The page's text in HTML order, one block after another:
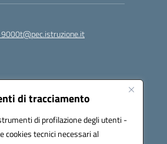
di tracciamento
di profilazione degli utenti -
cookies tecnici necessari al